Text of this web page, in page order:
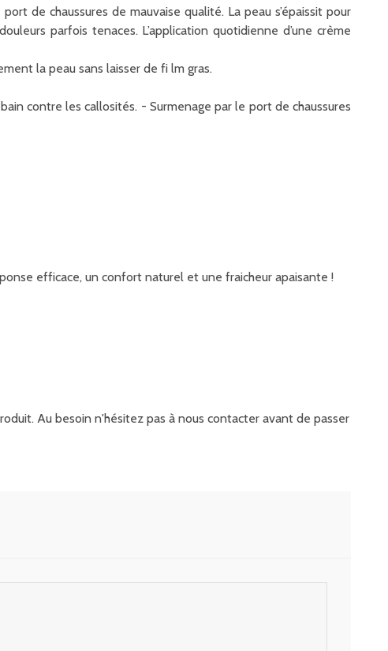
de chaussures de mauvaise qualité. La peau s’épaissit pour
parfois tenaces. L’application quotidienne d’une crème
la peau sans laisser de fi lm gras.
contre les callosités. - Surmenage par le port de chaussures
efficace, un confort naturel et une fraicheur apaisante !
Au besoin n'hésitez pas à nous contacter avant de passer